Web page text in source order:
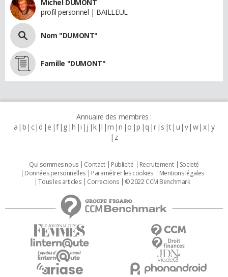
Michel DUMONT
profil personnel | BAILLEUL
Nom "DUMONT"
Famille "DUMONT"
Annuaire des membres :
a b c d e f g h i j k l m n o p q r s t u v w x y
z
Qui sommes nous Contact Publicité Recrutement
Societé
Données personnelles
Paramétrer les cookies
Mentions légales
Tous les articles
Corrections © 2022 CCM Benchmark